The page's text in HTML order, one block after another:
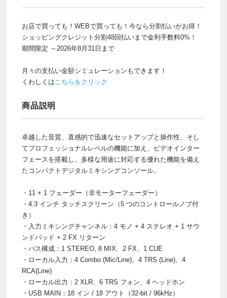
お店で買っても！WEBで買っても！今なら分割払いがお得！
ショッピングクレジット分割48回払いまで金利手数料0%！
期間限定 ～2026年8月31日まで
月々の支払い金額シミュレーションもできます！
くわしくはこちらをクリック
商品説明
卓越した音質、直感的で迅速なセットアップと操作性、そし
てプロフェッショナルレベルの機能に加え、ビデオインター
フェースを搭載し、多様な用途に対応する優れた機能を備え
たコンパクトデジタルミキシングコンソール。
・11 + 1 フェーダー（非モーターフェーダー）
・4.3 インチ タッチスクリーン（5 つのコントロールノブ付
き）
・入力ミキシングチャンネル：4 モノ + 4 ステレオ + 1 サウ
ンドパッド + 2 FX リターン
・バス構成：1 STEREO, 8 MIX、2 FX、1 CUE
・ローカル入力：4 Combo (Mic/Line)、4 TRS (Line)、4
RCA(Line)
・ローカル出力：2 XLR、6 TRS フォン、4 ヘッドホン
・USB MAIN：18 イン / 18 アウト（32-bit / 96kHz）